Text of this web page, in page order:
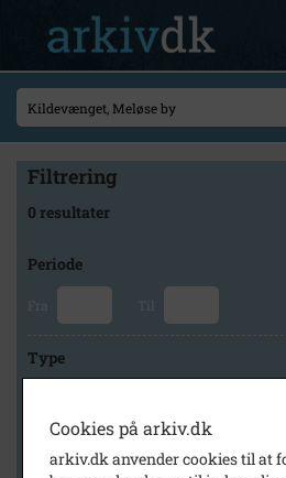
Filtrering
0 resultater
Periode
Fra Til
Type
Arkiv
Cookies på arkiv.dk
arkiv.dk anvender cookies til at